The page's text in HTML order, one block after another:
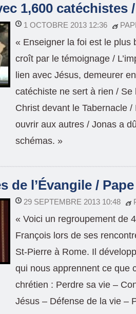
1,600 catéchistes
1 OCTOBRE 2013 12:36
« Enseigner la foi est le plus
croît par le témoignage /
lien avec Jésus, demeurer
catéchiste ne sert à rien /
Christ devant le Tabernacle /
ouvrir aux autres / Jonas a
schémas. »
de l’Évangile /
29 SEPTEMBRE 2013 10:48
« Voici un regroupement de
François lors de ses
St-Pierre à Rome. Il
qui nous apprennent ce que
chrétien : Perdre sa vie –
Jésus – Défense de la vie –